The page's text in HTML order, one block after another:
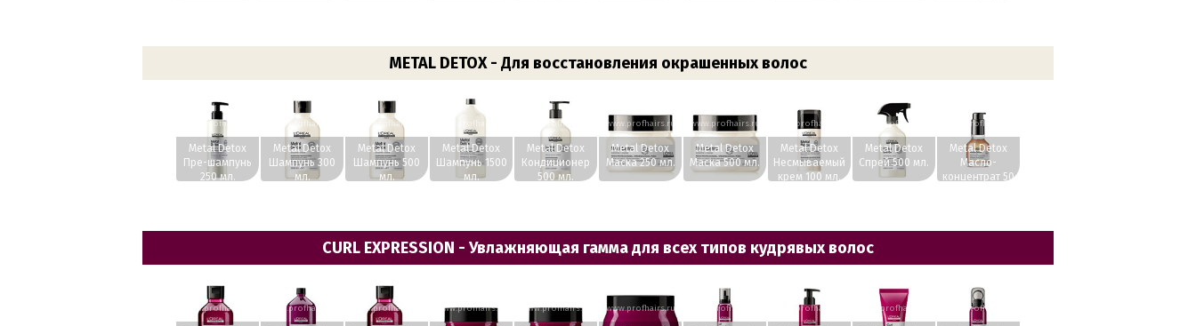
METAL DETOX - Для восстановления окрашенных волос
www.profhairs.ru
Metal Detox
Пре-шампунь
250 мл.
www.profhairs.ru
Metal Detox
Шампунь 300
мл.
www.profhairs.ru
Metal Detox
Шампунь 500
мл.
Metal Detox
Шампунь 1500
мл.
www.profhairs.ru
Metal Detox
Кондиционер
500 мл.
www.profhairs.ru
Metal Detox
Маска 250 мл.
www.profhairs.ru
Metal Detox
Маска 500 мл.
www.profhairs.ru
Metal Detox
Несмываемый
крем 100 мл.
www.profhairs.ru
Metal Detox
Спрей 500 мл.
www.profhairs.ru
Metal Detox
Масло-
концентрат 50
CURL EXPRESSION - Увлажняющая гамма для всех типов кудрявых волос
www.profhairs.ru www.profhairs.ru www.profhairs.ru www.profhairs.ru www.profhairs.ru www.profhairs.ru www.profhairs.ru www.profhairs.ru www.profhairs.ru www.profhairs.ru